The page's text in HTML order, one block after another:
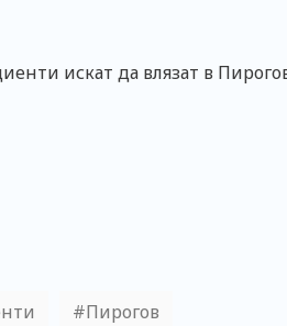
искат да влязат в
Пирогов